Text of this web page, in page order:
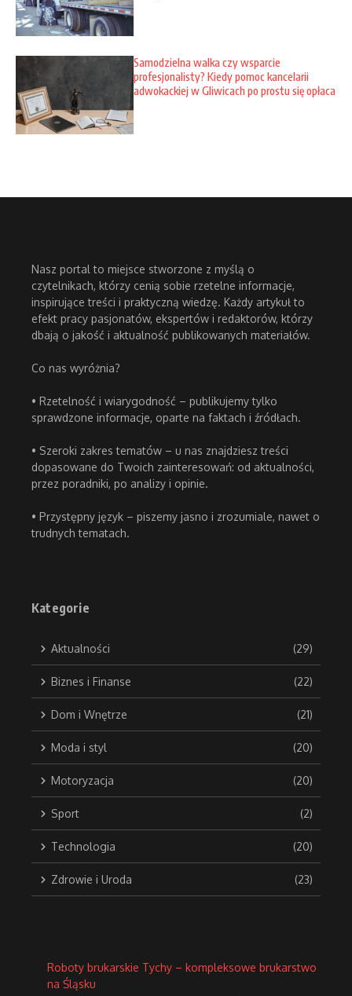
Samodzielna walka czy wsparcie
profesjonalisty? Kiedy pomoc kancelarii
adwokackiej w Gliwicach po prostu się opłaca
Nasz portal to miejsce stworzone z myślą o
czytelnikach, którzy cenią sobie rzetelne informacje,
inspirujące treści i praktyczną wiedzę. Każdy artykuł to
efekt pracy pasjonatów, ekspertów i redaktorów, którzy
dbają o jakość i aktualność publikowanych materiałów.
Co nas wyróżnia?
• Rzetelność i wiarygodność – publikujemy tylko
sprawdzone informacje, oparte na faktach i źródłach.
• Szeroki zakres tematów – u nas znajdziesz treści
dopasowane do Twoich zainteresowań: od aktualności,
przez poradniki, po analizy i opinie.
• Przystępny język – piszemy jasno i zrozumiale, nawet o
trudnych tematach.
Kategorie
Aktualności (29)
Biznes i Finanse (22)
Dom i Wnętrze (21)
Moda i styl (20)
Motoryzacja (20)
Sport (2)
Technologia (20)
Zdrowie i Uroda (23)
Roboty brukarskie Tychy – kompleksowe brukarstwo
na Śląsku